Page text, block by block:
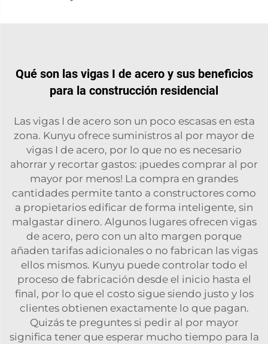
Qué son las vigas I de acero y sus beneficios
para la construcción residencial
Las vigas I de acero son un poco escasas en esta
zona. Kunyu ofrece suministros al por mayor de
vigas I de acero, por lo que no es necesario
ahorrar y recortar gastos: ¡puedes comprar al por
mayor por menos! La compra en grandes
cantidades permite tanto a constructores como
a propietarios edificar de forma inteligente, sin
malgastar dinero. Algunos lugares ofrecen vigas
de acero, pero con un alto margen porque
añaden tarifas adicionales o no fabrican las vigas
ellos mismos. Kunyu puede controlar todo el
proceso de fabricación desde el inicio hasta el
final, por lo que el costo sigue siendo justo y los
clientes obtienen exactamente lo que pagan.
Quizás te preguntes si pedir al por mayor
significa tener que esperar mucho tiempo para la